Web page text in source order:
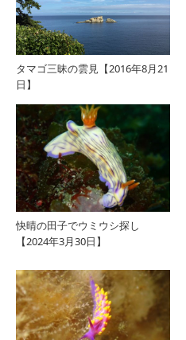
タマゴ三昧の雲見【2016年8月21
日】
快晴の田子でウミウシ探し
【2024年3月30日】